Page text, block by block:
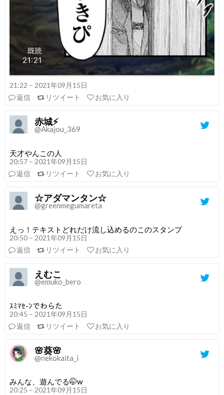
21:22 – 2021年09月15日
返信
リツイート お気に入り
赤城⚡
@Akajou_369
天才やんこの人
20:57 – 2021年09月15日
返信
リツイート お気に入り
☆アダマンタン☆
@greenmegumareta
えっ！テキストどれだけ流し込めるのこのスタンプ
20:50 – 2021年09月15日
返信
リツイート お気に入り
えむこ
@emuko_bero
ｽﾐﾏｾ-ﾝでわらた
20:45 – 2021年09月15日
返信
リツイート お気に入り
🌸葵🌸
@nekokaita_i
みんな、遊んでる🤭w
20:25 – 2021年09月15日